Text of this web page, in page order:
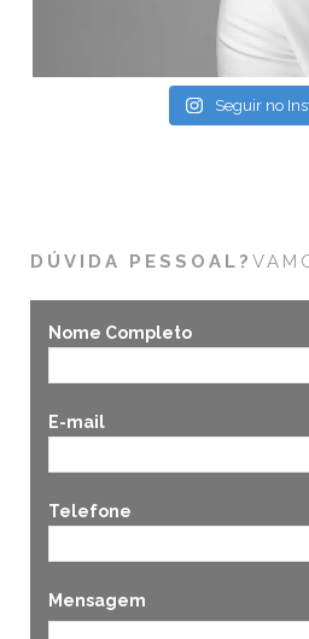
Seguir no
DÚVIDA PESSOAL?
Nome Completo
E-mail
Telefone
Mensagem